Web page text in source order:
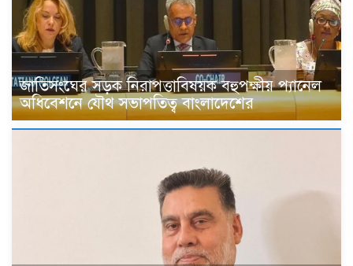
জাতিসংঘের সড়ক নিরাপত্তাবিষয়ক বহুপক্ষীয় প্যানেল
অধিবেশনে যৌথ সভাপতিত্ব বাংলাদেশের